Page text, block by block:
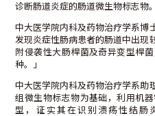
诊断肠道炎症的肠道微生物标志物。
中大医学院内科及药物治疗学系博
发现炎症性肠病患者的肠道中出现
附侵袭性大肠桿菌及奇异变型桿
种。」
中大医学院内科及药物治疗学系助
组微生物标志物为基础，利用机
型，证实其在识别溃疡性结肠